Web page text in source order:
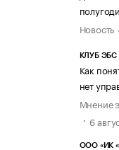
Новость
КЛУБ ЭБС
Как
нет
Мнение
6
ООО «ИК